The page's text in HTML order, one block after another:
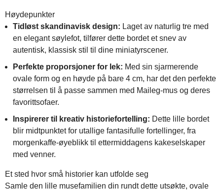
Høydepunkter
Tidløst skandinavisk design: Laget av naturlig tre med
en elegant søylefot, tilfører dette bordet et snev av
autentisk, klassisk stil til dine miniatyrscener.
Perfekte proporsjoner for lek: Med sin sjarmerende
ovale form og en høyde på bare 4 cm, har det den perfekte
størrelsen til å passe sammen med Maileg-mus og deres
favorittsofaer.
Inspirerer til kreativ historiefortelling: Dette lille bordet
blir midtpunktet for utallige fantasifulle fortellinger, fra
morgenkaffe-øyeblikk til ettermiddagens kakeselskaper
med venner.
Et sted hvor små historier kan utfolde seg
Samle den lille musefamilien din rundt dette utsøkte, ovale